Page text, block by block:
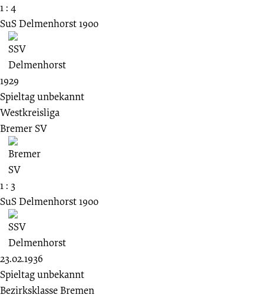
1 : 4
SuS Delmenhorst 1900
1929
Spieltag unbekannt
Westkreisliga
Bremer SV
1 : 3
SuS Delmenhorst 1900
23.02.1936
Spieltag unbekannt
Bezirksklasse Bremen